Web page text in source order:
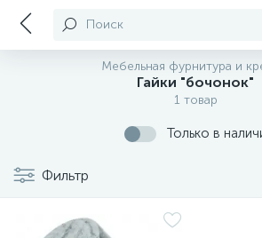
Поиск
Мебельная фурнитура и
Гайки "бочонок"
1 товар
Только в
Фильтр